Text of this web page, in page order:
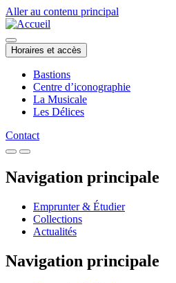
Aller au contenu principal
Horaires et accès
Bastions
Centre d’iconographie
La Musicale
Les Délices
Contact
Navigation principale
Emprunter & Étudier
Collections
Actualités
Navigation principale